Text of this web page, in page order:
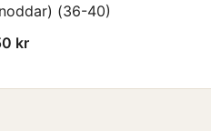
(36-40)
kr